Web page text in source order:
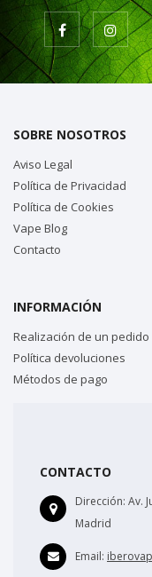
SOBRE NOSOTROS
Aviso Legal
Política de Privacidad
Política de Cookies
Vape Blog
Contacto
INFORMACIÓN
Realización de un pedido
Política devoluciones
Métodos de pago
CONTACTO
Dirección: Av.
Madrid
Email: